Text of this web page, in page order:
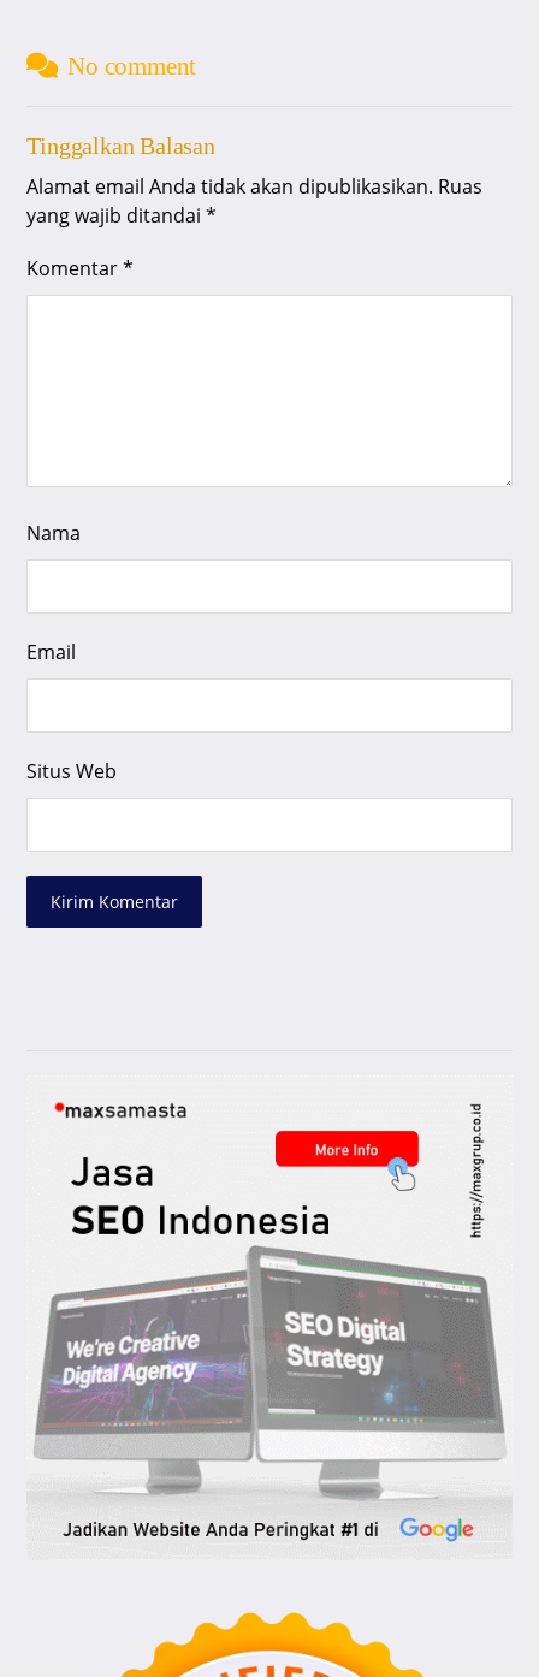
No comment
Tinggalkan Balasan
Alamat email Anda tidak akan dipublikasikan. Ruas
yang wajib ditandai*
Komentar*
Nama
Email
Situs Web